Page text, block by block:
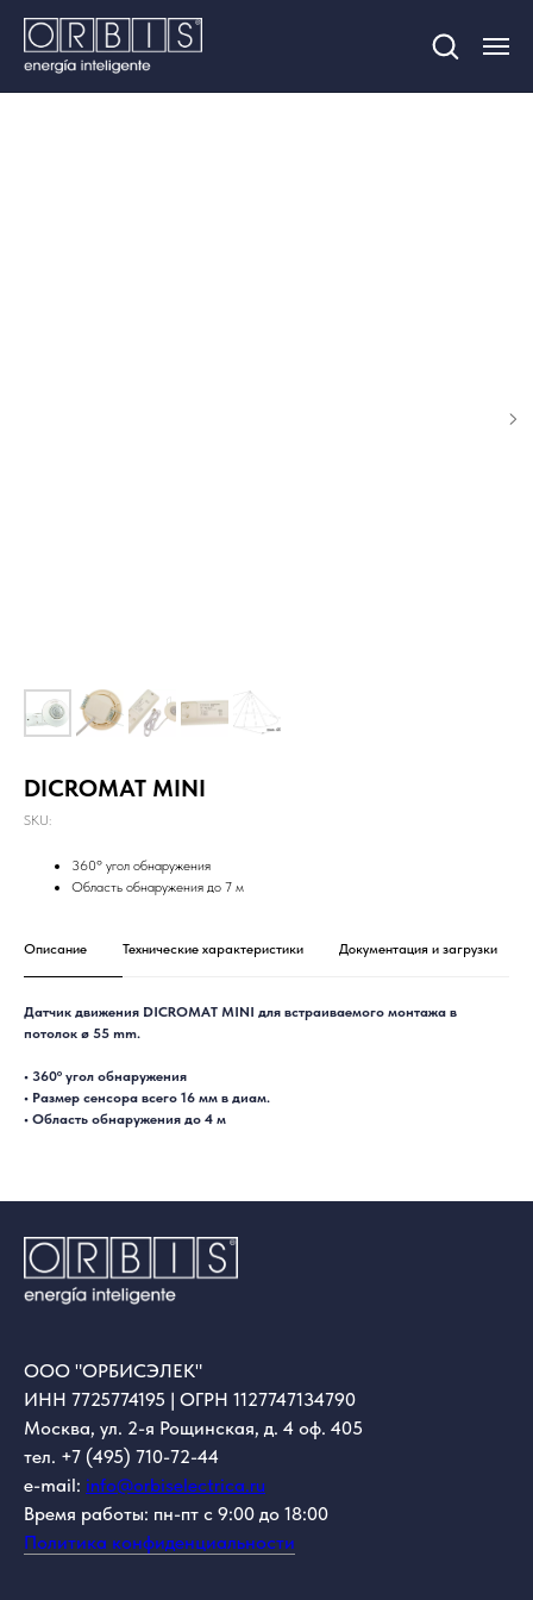
DICROMAT MINI
SKU:
360º угол обнаружения
Область обнаружения до 7 м
Описание Технические характеристики Документация и загрузки
Датчик движения DICROMAT MINI для встраиваемого монтажа в
потолок ø 55 mm.
• 360º угол обнаружения
• Размер сенсора всего 16 мм в диам.
• Область обнаружения до 4 м
ООО "ОРБИСЭЛЕК"
ИНН 7725774195 | ОГРН 1127747134790
Москва, ул. 2-я Рощинская, д. 4 оф. 405
тел. +7 (495) 710-72-44
e-mail: info@orbiselectrica.ru
Время работы: пн-пт с 9:00 до 18:00
Политика конфиденциальности